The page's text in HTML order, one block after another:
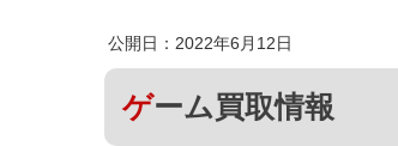
公開日：2022年6月12日
ゲーム買取情報